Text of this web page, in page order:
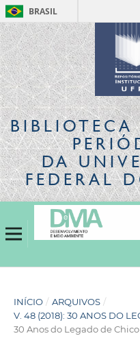
BRASIL
DA
FEDERAL
INÍCIO / ARQUIVOS /
V. 48 (2018): 30 ANOS DO
30 Anos do Legado de